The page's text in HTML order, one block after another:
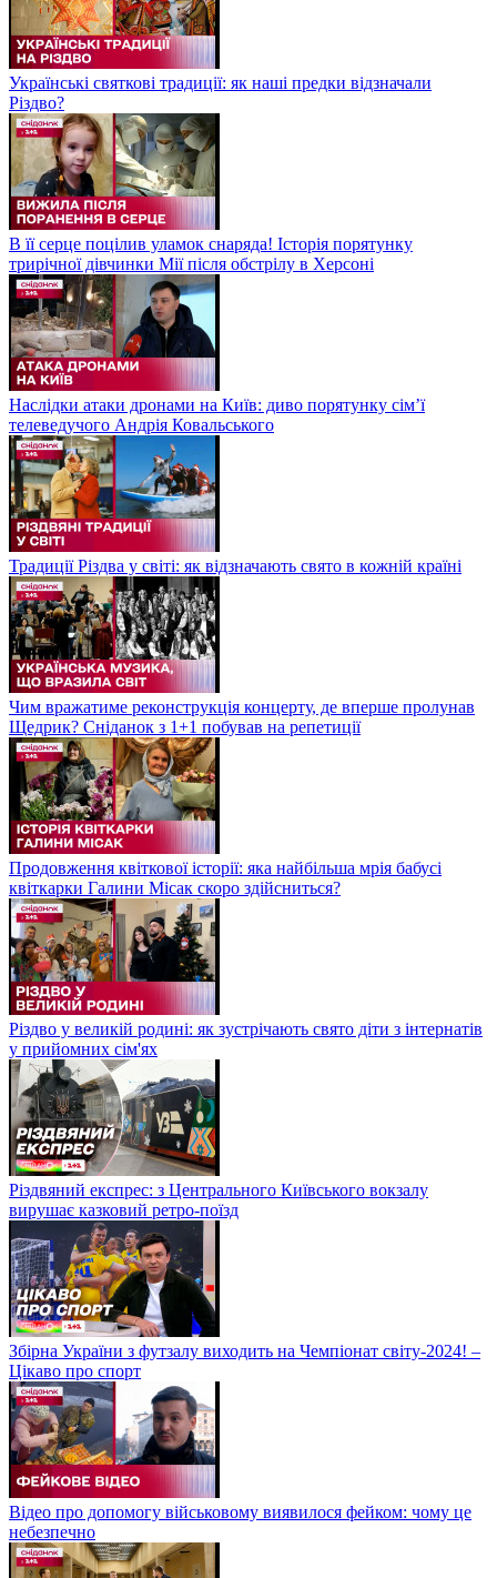
Українські святкові традиції: як наші предки відзначали
Різдво?
В її серце поцілив уламок снаряда! Історія порятунку
трирічної дівчинки Мії після обстрілу в Херсоні
Наслідки атаки дронами на Київ: диво порятунку сім’ї
телеведучого Андрія Ковальського
Традиції Різдва у світі: як відзначають свято в кожній країні
Чим вражатиме реконструкція концерту, де вперше пролунав
Щедрик? Сніданок з 1+1 побував на репетиції
Продовження квіткової історії: яка найбільша мрія бабусі
квіткарки Галини Місак скоро здійсниться?
Різдво у великій родині: як зустрічають свято діти з інтернатів
у прийомних сім'ях
Різдвяний експрес: з Центрального Київського вокзалу
вирушає казковий ретро-поїзд
Збірна України з футзалу виходить на Чемпіонат світу-2024! –
Цікаво про спорт
Відео про допомогу військовому виявилося фейком: чому це
небезпечно